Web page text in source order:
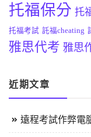
托福保分 托
托福考試 託福cheating
雅思代考 雅思
近期文章
遠程考試作弊電